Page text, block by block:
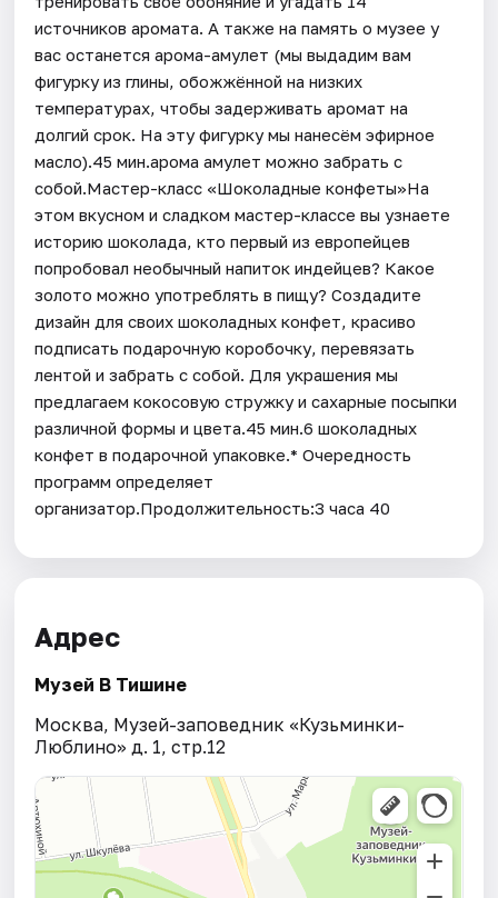
источников аромата. А также на память о музее у
вас останется арома-амулет (мы выдадим вам
фигурку из глины, обожжённой на низких
температурах, чтобы задерживать аромат на
долгий срок. На эту фигурку мы нанесём эфирное
масло).45 мин.арома амулет можно забрать с
собой.Мастер-класс «Шоколадные конфеты»На
этом вкусном и сладком мастер-классе вы узнаете
историю шоколада, кто первый из европейцев
попробовал необычный напиток индейцев? Какое
золото можно употреблять в пищу? Создадите
дизайн для своих шоколадных конфет, красиво
подписать подарочную коробочку, перевязать
лентой и забрать с собой. Для украшения мы
предлагаем кокосовую стружку и сахарные посыпки
различной формы и цвета.45 мин.6 шоколадных
конфет в подарочной упаковке.* Очередность
программ определяет
организатор.Продолжительность:3 часа 40
Адрес
Музей В Тишине
Москва, Музей-заповедник «Кузьминки-
Люблино» д. 1, стр.12